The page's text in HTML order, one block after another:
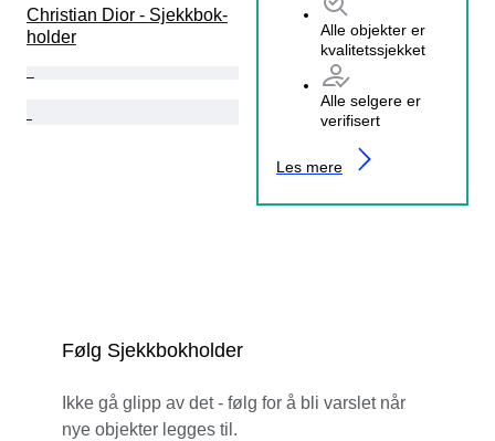
Christian Dior - Sjekkbok-
holder
Alle objekter er
kvalitetssjekket
Alle selgere er
verifisert
Les mere
Følg Sjekkbokholder
Ikke gå glipp av det - følg for å bli varslet når
nye objekter legges til.